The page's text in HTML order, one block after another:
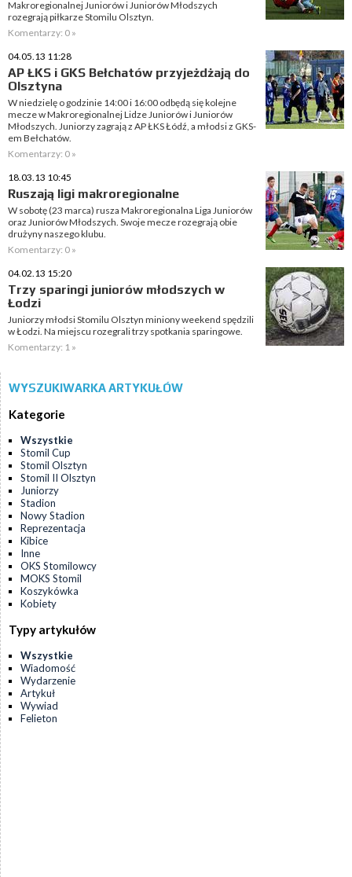
Makroregionalnej Juniorów i Juniorów Młodszych
rozegrają piłkarze Stomilu Olsztyn.
Komentarzy: 0 »
04.05.13 11:28
AP ŁKS i GKS Bełchatów przyjeżdżają do
Olsztyna
W niedzielę o godzinie 14:00 i 16:00 odbędą się kolejne
mecze w Makroregionalnej Lidze Juniorów i Juniorów
Młodszych. Juniorzy zagrają z AP ŁKS Łódź, a młodsi z GKS-
em Bełchatów.
Komentarzy: 0 »
18.03.13 10:45
Ruszają ligi makroregionalne
W sobotę (23 marca) rusza Makroregionalna Liga Juniorów
oraz Juniorów Młodszych. Swoje mecze rozegrają obie
drużyny naszego klubu.
Komentarzy: 0 »
04.02.13 15:20
Trzy sparingi juniorów młodszych w
Łodzi
Juniorzy młodsi Stomilu Olsztyn miniony weekend spędzili
w Łodzi. Na miejscu rozegrali trzy spotkania sparingowe.
Komentarzy: 1 »
WYSZUKIWARKA ARTYKUŁÓW
Kategorie
Wszystkie
Stomil Cup
Stomil Olsztyn
Stomil II Olsztyn
Juniorzy
Stadion
Nowy Stadion
Reprezentacja
Kibice
Inne
OKS Stomilowcy
MOKS Stomil
Koszykówka
Kobiety
Typy artykułów
Wszystkie
Wiadomość
Wydarzenie
Artykuł
Wywiad
Felieton